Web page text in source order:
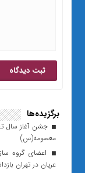
برگزیده‌ها
جشن آغاز سال
معصومه(س)
اعضای گروه
عریان در تهران